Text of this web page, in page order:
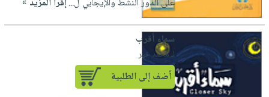
صابون
أطفال
فيديوهات
أسئلة
يتكرر
طرحها
خدمات
عربة
التسوق
نشرة
الإصدارات
سماء أقرب
لـ محمد خير
أضف إلى الطلبية